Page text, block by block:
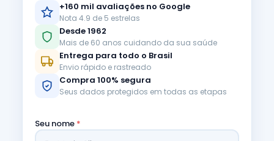
+160 mil avaliações no Google
Nota 4.9 de 5 estrelas
Desde 1962
Mais de 60 anos cuidando da sua saúde
Entrega para todo o Brasil
Envio rápido e rastreado
Compra 100% segura
Seus dados protegidos em todas as etapas
Seu nome *